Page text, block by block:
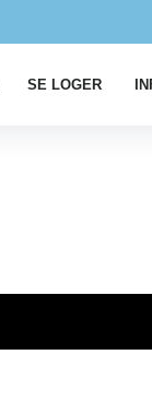
SE LOGER